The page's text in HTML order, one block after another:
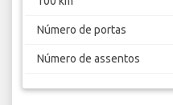
Número de portas
Número de assentos